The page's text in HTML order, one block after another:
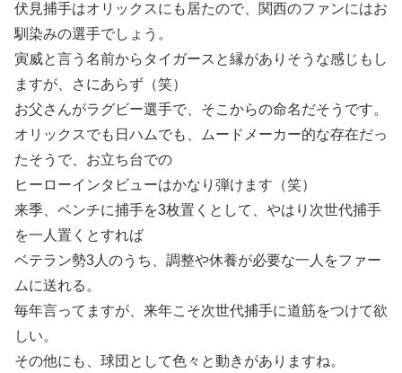
伏見捕手はオリックスにも居たので、関西のファンにはお
馴染みの選手でしょう。
寅威と言う名前からタイガースと縁がありそうな感じもし
ますが、さにあらず（笑）
お父さんがラグビー選手で、そこからの命名だそうです。
オリックスでも日ハムでも、ムードメーカー的な存在だっ
たそうで、お立ち台での
ヒーローインタビューはかなり弾けます（笑）
来季、ベンチに捕手を3枚置くとして、やはり次世代捕手
を一人置くとすれば
ベテラン勢3人のうち、調整や休養が必要な一人をファー
ムに送れる。
毎年言ってますが、来年こそ次世代捕手に道筋をつけて欲
しい。
その他にも、球団として色々と動きがありますね。